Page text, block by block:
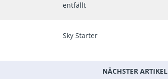
entfällt
Sky Starter
NÄCHSTER ARTIKEL